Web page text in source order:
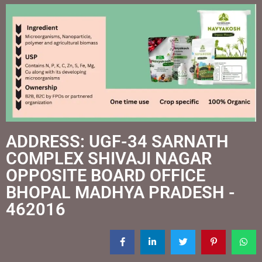
ADDRESS: UGF-34 SARNATH
COMPLEX SHIVAJI NAGAR
OPPOSITE BOARD OFFICE
BHOPAL MADHYA PRADESH -
462016